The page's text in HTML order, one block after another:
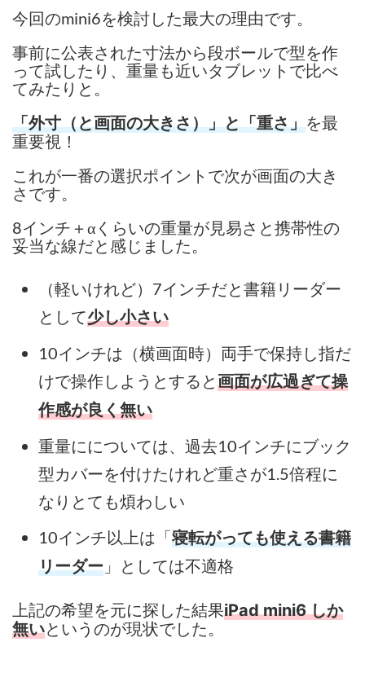
今回のmini6を検討した最大の理由です。
事前に公表された寸法から段ボールで型を作
って試したり、重量も近いタブレットで比べ
てみたりと。
「外寸（と画面の大きさ）」と「重さ」を最
重要視！
これが一番の選択ポイントで次が画面の大き
さです。
8インチ＋αくらいの重量が見易さと携帯性の
妥当な線だと感じました。
（軽いけれど）7インチだと書籍リーダー
として少し小さい
10インチは（横画面時）両手で保持し指だ
けで操作しようとすると画面が広過ぎて操
作感が良く無い
重量にについては、過去10インチにブック
型カバーを付けたけれど重さが1.5倍程に
なりとても煩わしい
10インチ以上は「寝転がっても使える書籍
リーダー 」としては不適格
上記の希望を元に探した結果iPad mini6 しか
無いというのが現状でした。